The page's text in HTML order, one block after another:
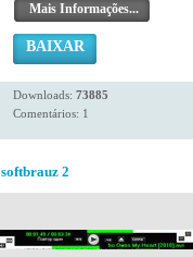
Mais Informações...
BAIXAR
Downloads: 73885
Comentários: 1
softbrauz 2